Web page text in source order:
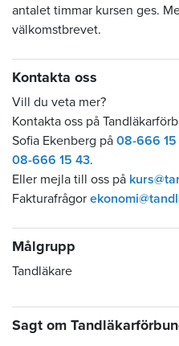
antalet timmar kursen ges.
välkomstbrevet.
Kontakta oss
Vill du veta mer?
Kontakta oss på
Sofia Ekenberg på 08-666 15
08-666 15 43.
Eller mejla till oss på
Fakturafrågor
Målgrupp
Tandläkare
Sagt om